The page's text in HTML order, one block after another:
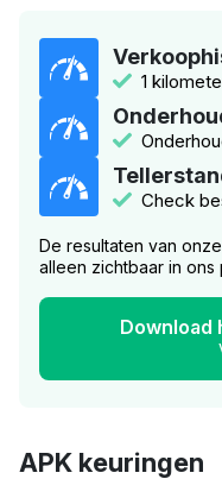
1
Check
De resultaten van
alleen zichtbaar in ons
Download
APK keuringen